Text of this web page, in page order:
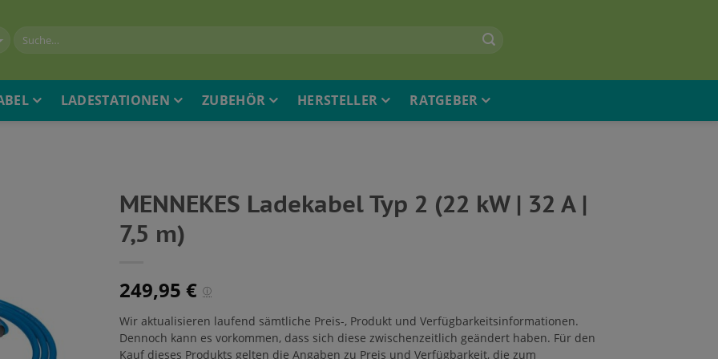
LADESTATIONEN ZUBEHÖR HERSTELLER RATGEBER
MENNEKES Ladekabel Typ 2 (22 kW | 32 A |
7,5 m)
249,95 € ⓘ
Wir aktualisieren laufend sämtliche Preis-, Produkt und Verfügbarkeitsinformationen.
Dennoch kann es vorkommen, dass sich diese zwischenzeitlich geändert haben. Für den
Kauf dieses Produkts gelten die Angaben zu Preis und Verfügbarkeit, die zum